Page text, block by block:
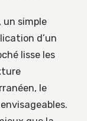
un simple
d’un
lisse les
le